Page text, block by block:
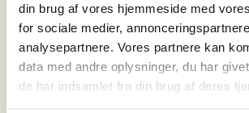
din brug af vores hjemmeside med
for sociale medier,
analysepartnere. Vores partnere kan
data med andre oplysninger, du har
de har indsamlet fra din brug af deres
Dyrk østershatte i haven
"Når du ikke kan komme til os, så kommer vi til
efterhånden været i gang med østershatte dyrket i